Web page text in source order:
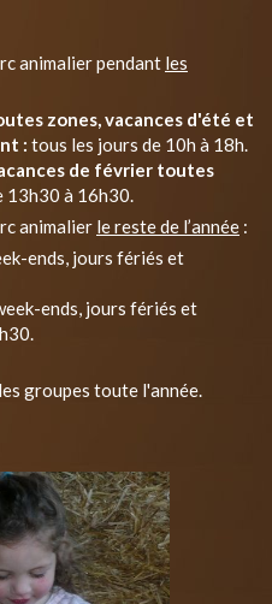
animalier pendant les
zones, vacances d'été et
: tous les jours de 10h à 18h.
de février toutes
13h30 à 16h30.
animalier le reste de l’année :
ends, jours fériés et
ends, jours fériés et
groupes toute l'année.